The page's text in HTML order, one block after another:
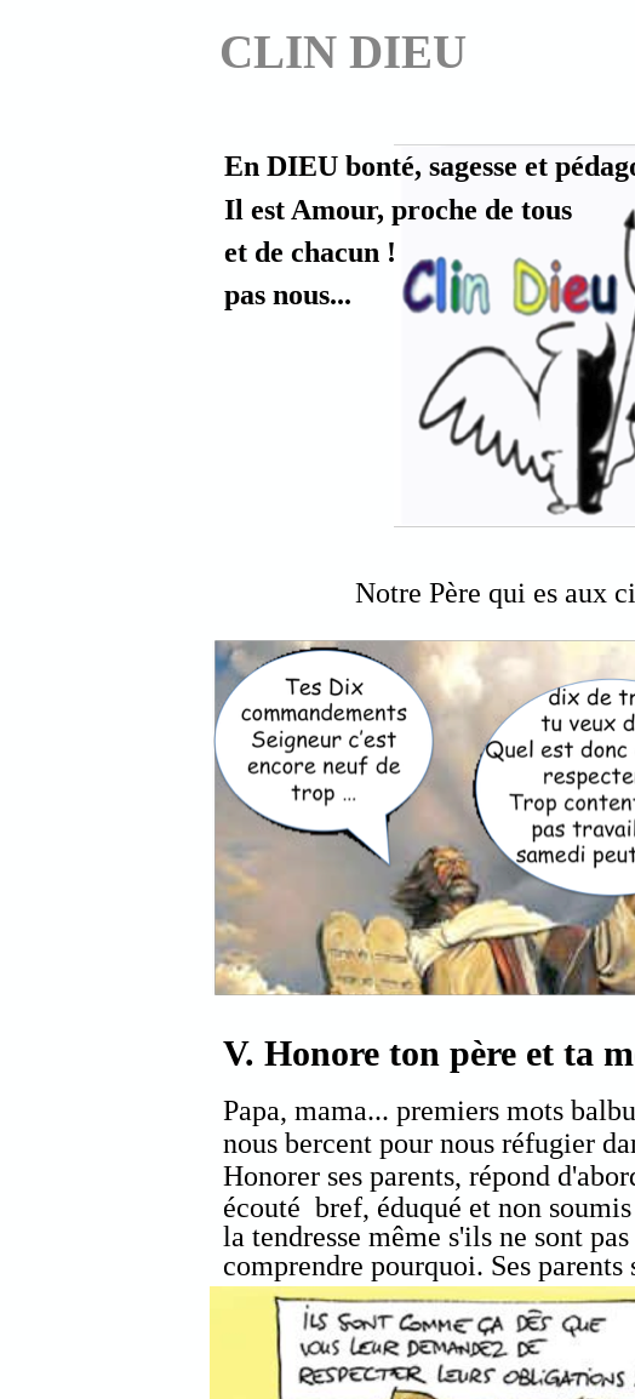
CLIN DIEU
Papa, mama... premiers mots
nous bercent pour nous réfugier
Honorer ses parents, répond
écouté bref, éduqué et non
la tendresse même s'ils ne sont
comprendre pourquoi. Ses parents
Notre Père qui es aux
V. Honore ton père et ta
En DIEU bonté, sagesse et
Il est Amour, proche de tous
et de chacun !
pas nous...